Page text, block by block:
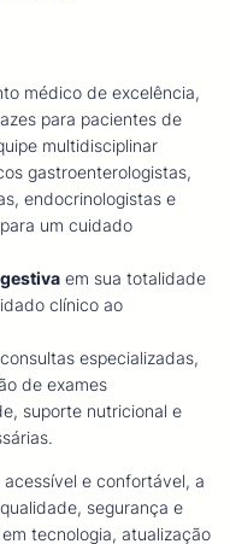
médico de excelência,
para pacientes de
multidisciplinar
gastroenterologistas,
endocrinologistas e
um cuidado
em sua totalidade
clínico ao
especializadas,
de exames
suporte nutricional e
e confortável, a
segurança e
tecnologia, atualização